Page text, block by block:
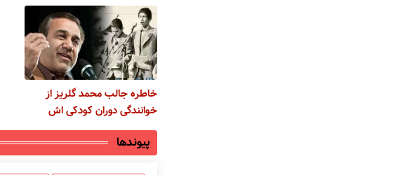
خاطره جالب محمد گلریز از
خوانندگی دوران کودکی اش
پیوندها